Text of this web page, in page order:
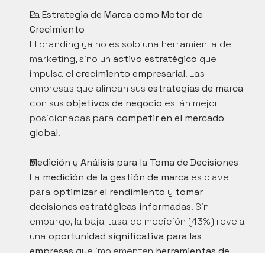
La Estrategia de Marca como Motor de
Crecimiento
El branding ya no es solo una herramienta de
marketing, sino un activo estratégico que
impulsa el crecimiento empresarial. Las
empresas que alinean sus estrategias de marca
con sus objetivos de negocio están mejor
posicionadas para competir en el mercado
global.
Medición y Análisis para la Toma de Decisiones
La medición de la gestión de marca es clave
para optimizar el rendimiento y tomar
decisiones estratégicas informadas. Sin
embargo, la baja tasa de medición (43%) revela
una oportunidad significativa para las